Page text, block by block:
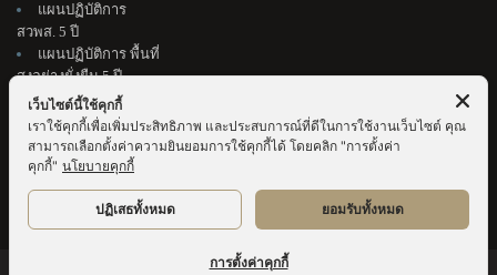
แผนปฏิบัติการ
สวพส. 5 ปี
แผนปฏิบัติการ พื้นที่
สูงอย่างยั่งยืน 5 ปี
ติดต่อเรา
แนะนำติชม
จัดซื้อจัดจ้าง &
สมัครงาน
เว็บไซต์นี้ใช้คุกกี้
เราใช้คุกกี้เพื่อเพิ่มประสิทธิภาพ และประสบการณ์ที่ดีในการใช้งานเว็บไซต์ คุณ
สามารถเลือกตั้งค่าความยินยอมการใช้คุกกี้ได้ โดยคลิก "การตั้งค่า
คุกกี้" นโยบายคุกกี้
ปฏิเสธทั้งหมด ยอมรับทั้งหมด
การตั้งค่าคุกกี้